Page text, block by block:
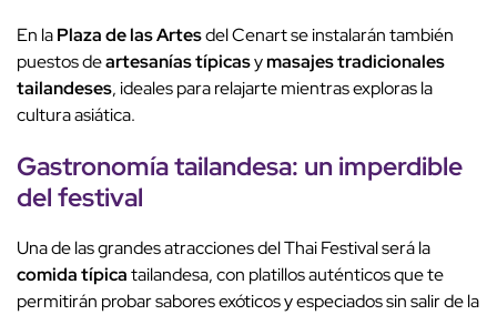
En laPlaza de las Artesdel Cenart se instalarán también
puestos deartesanías típicasymasajes tradicionales
tailandeses, ideales para relajarte mientras exploras la
cultura asiática.
Gastronomía tailandesa: un imperdible
del festival
Una de las grandes atracciones del Thai Festival será la
comida típicatailandesa, con platillos auténticos que te
permitirán probar sabores exóticos y especiados sin salir de la